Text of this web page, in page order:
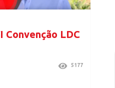
Convenção LDC
5177